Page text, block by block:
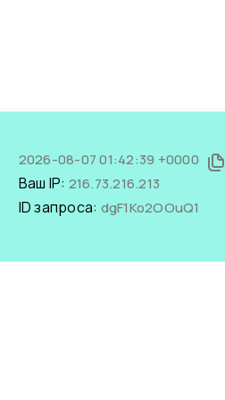
2026-08-07 01:42:39 +0000
Ваш IP: 216.73.216.213
ID запроса: dgF1Ko2OOuQ1